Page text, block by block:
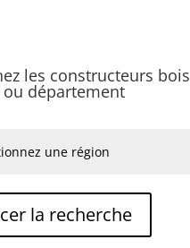
les constructeurs
département